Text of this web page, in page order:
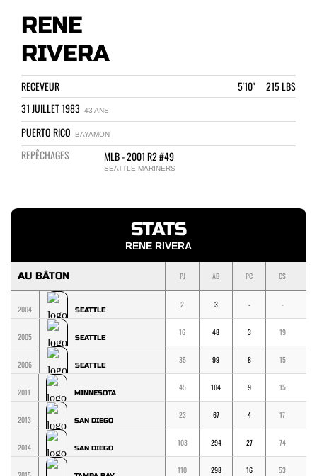
RENE
RIVERA
RECEVEUR
5'10" 215 LBS
31 JUILLET 1983 43 ANS
PUERTO RICO BAYAMON
REPÊCHAGES MLB - 2001 R2 #49
SEATTLE MARINERS
STATS
RENE RIVERA
AU BÂTON PJ AB PC CS
2004 SEATTLE
2 3 - -
2005 SEATTLE
16 48 3 19
2006 SEATTLE
35 99 8 15
2011 MINNESOTA
45 104 9 15
2013 SAN DIEGO
23 67 4 17
2014 SAN DIEGO
103 294 27 74
110 298 16 53